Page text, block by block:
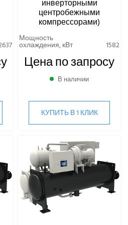
инверторными
центробежными
компрессорами)
Мощность
охлаждения, кВт 1582
Цена по запросу
В наличии
КУПИТЬ В 1 КЛИК